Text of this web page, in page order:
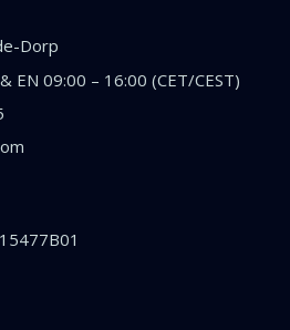
Dorp
EN 09:00 – 16:00 (CET/CEST)